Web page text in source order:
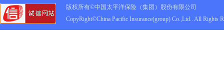
版权所有©中国太平洋保险（集团）股份有限公司
CopyRight©China Pacific Insurance(group) Co.,Ltd.. All Rights